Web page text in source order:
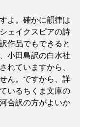
よ。確かに韻律は
ェイクスピアの詩
作品でもできると
小田島訳の白水社
れていますから、
ん。ですから、詳
いるちくま文庫の
合訳の方がよいか